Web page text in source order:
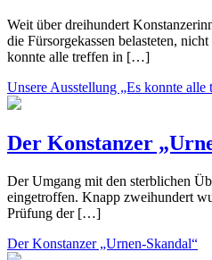
Weit über dreihundert
die Fürsorgekassen belasteten,
konnte alle treffen in […]
Unsere Ausstellung „Es konnte alle
Der Konstanzer
Der Umgang mit den sterblichen
eingetroffen. Knapp zweihundert
Prüfung der […]
Der Konstanzer „Urnen-Skandal“